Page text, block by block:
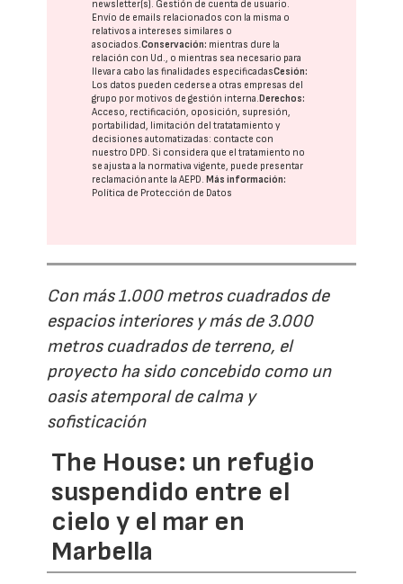
newsletter(s). Gestión de cuenta de usuario.
Envío de emails relacionados con la misma o
relativos a intereses similares o
asociados.Conservación: mientras dure la
relación con Ud., o mientras sea necesario para
llevar a cabo las finalidades especificadasCesión:
Los datos pueden cederse a otras empresas del
grupo por motivos de gestión interna. Derechos:
Acceso, rectificación, oposición, supresión,
portabilidad, limitación del tratatamiento y
decisiones automatizadas: contacte con
nuestro DPD. Si considera que el tratamiento no
se ajusta a la normativa vigente, puede presentar
reclamación ante laAEPD. Más información:
Política de Protección de Datos
Con más 1.000 metros cuadrados de
espacios interiores y más de 3.000
metros cuadrados de terreno, el
proyecto ha sido concebido como un
oasis atemporal de calma y
sofisticación
The House: un refugio
suspendido entre el
cielo y el mar en
Marbella